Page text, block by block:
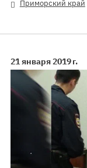
Приморский край
21 января 2019 г.